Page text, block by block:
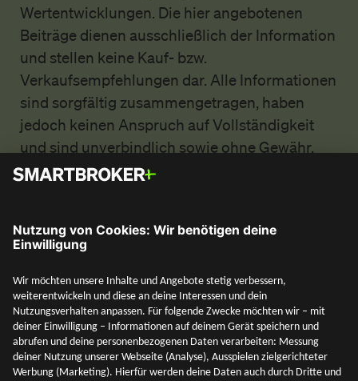
Wertentwicklungen. Die hier angebotenen
Beiträge dienen ausschließlich der Information
und stellen keine Kauf- bzw.
Verkaufsempfehlungen dar. Alle Informationen
sind sorgfältig zusammengetragen, haben
jedoch keinen Anspruch auf Vollständigkeit
und sind unverbindlich sowie ohne Gewähr.
Des Weiteren dient die Bereitstellung der
Beratung und ersetzt diese nicht. Eine an den
ausgerichtete Anlageempfehlung,
insbesondere in der Form einer individuellen
Anlageberatung, der individuellen steuerlichen
Situation und unter Einbeziehung allgemeiner
sowie objektspezifischer Grundlagen, Chancen